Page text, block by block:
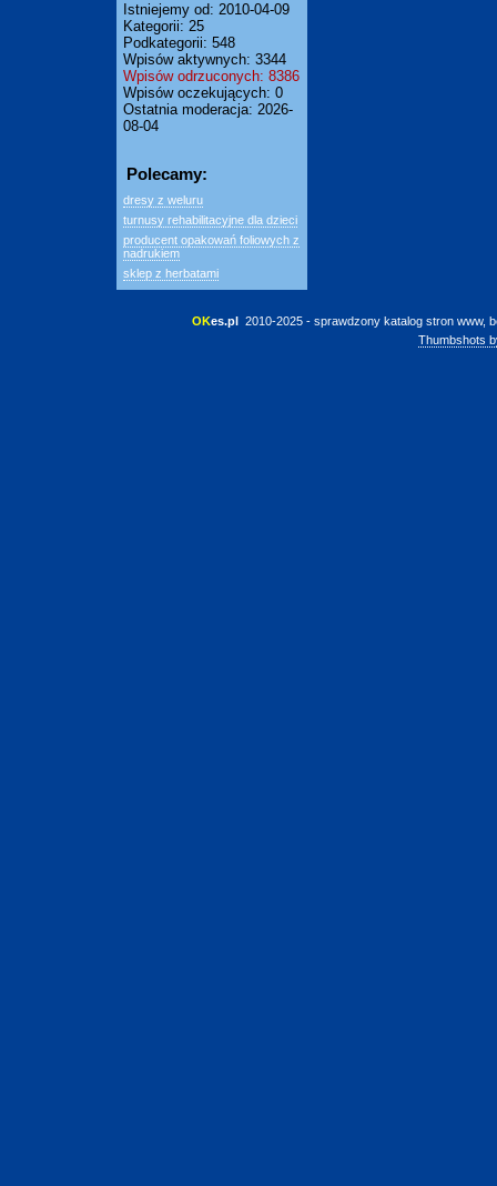
Istniejemy od: 2010-04-09
Kategorii: 25
Podkategorii: 548
Wpisów aktywnych: 3344
Wpisów odrzuconych: 8386
Wpisów oczekujących: 0
Ostatnia moderacja: 2026-
08-04
Polecamy:
dresy z weluru
turnusy rehabilitacyjne dla dzieci
producent opakowań foliowych z
nadrukiem
sklep z herbatami
OKes.pl 2010-2025 - sprawdzony katalog stron www,
Thumbshots